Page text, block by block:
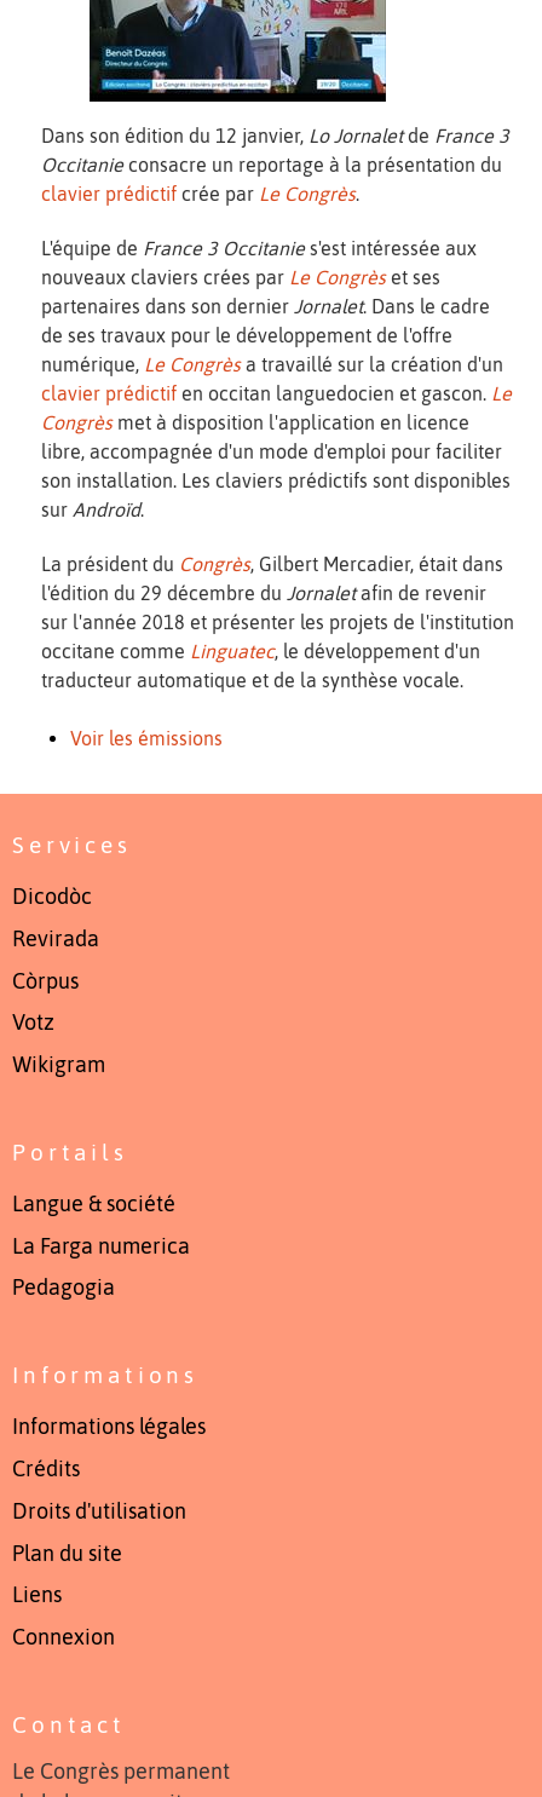
Dans son édition du 12 janvier, Lo Jornaletde France 3
Occitanieconsacre un reportage à la présentation du
clavier prédictif crée par Le Congrès.
L'équipe de France 3 Occitanies'est intéressée aux
nouveaux claviers crées par Le Congrèset ses
partenaires dans son dernier Jornalet. Dans le cadre
de ses travaux pour le développement de l'offre
numérique, Le Congrèsa travaillé sur la création d'un
clavier prédictif en occitan languedocien et gascon. Le
Congrèsmet à disposition l'application en licence
libre, accompagnée d'un mode d'emploi pour faciliter
son installation. Les claviers prédictifs sont disponibles
sur Androïd.
La président du Congrès, Gilbert Mercadier, était dans
l'édition du 29 décembre du Jornaletafin de revenir
sur l'année 2018 et présenter les projets de l'institution
occitane comme Linguatec, le développement d'un
traducteur automatique et de la synthèse vocale.
Voir les émissions
Services
Dicodòc
Revirada
Còrpus
Votz
Wikigram
Portails
Langue & société
La Farga numerica
Pedagogia
Informations
Informations légales
Crédits
Droits d'utilisation
Plan du site
Liens
Connexion
Contact
Le Congrès permanent